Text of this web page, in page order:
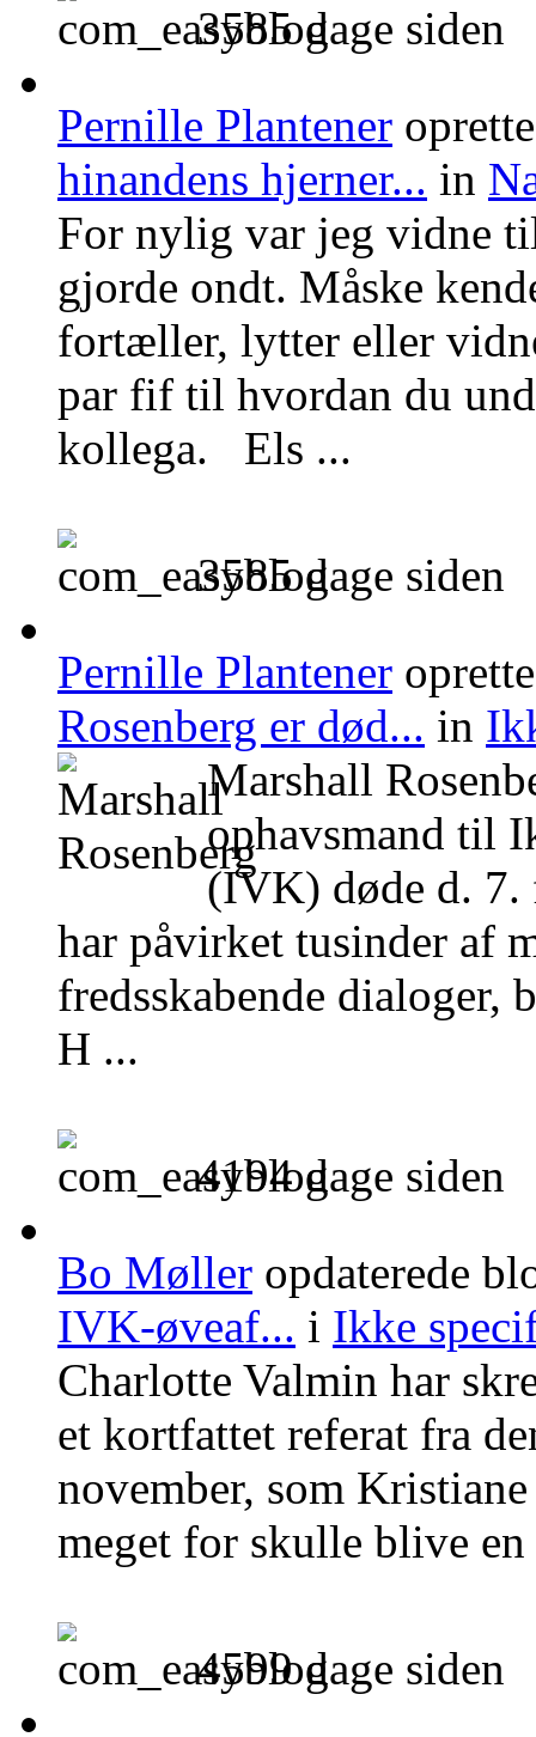
3585 dage siden
Pernille Plantener
hinandens hjerner... in
For nylig var jeg vidne
gjorde ondt. Måske
fortæller, lytter eller
par fif til hvordan du
kollega. Els ...
3585 dage siden
Pernille Plantener
Rosenberg er død... in
Marshall
ophavsmand til
(IVK) døde d. 7.
har påvirket tusinder af
fredsskabende dialoger,
H ...
4194 dage siden
Bo Møller opdaterede
IVK-øveaf... i Ikke
Charlotte Valmin har
et kortfattet referat fra
november, som
meget for skulle blive
4599 dage siden